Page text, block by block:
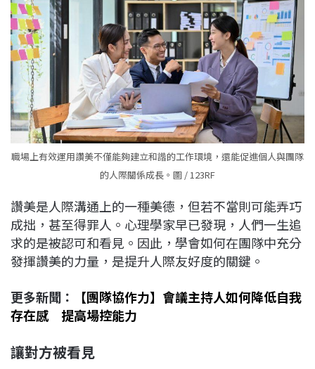
職場上有效運用讚美不僅能夠建立和諧的工作環境，還能促進個人與團隊
的人際關係成長。圖 / 123RF
讚美是人際溝通上的一種美德，但若不當則可能弄巧
成拙，甚至得罪人。心理學家早已發現，人們一生追
求的是被認可和看見。因此，學會如何在團隊中充分
發揮讚美的力量，是提升人際友好度的關鍵。
更多新聞：
【團隊協作力】會議主持人如何降低自我
存在感 提高場控能力
讓對方被看見